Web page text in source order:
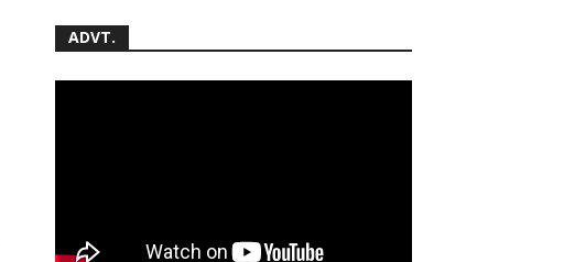
ADVT.